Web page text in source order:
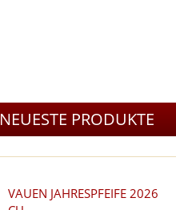
NEUESTE PRODUKTE
VAUEN JAHRESPFEIFE 2026